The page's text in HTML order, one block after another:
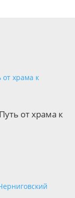
от храма к